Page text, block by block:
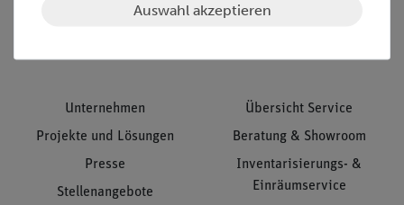
Unternehmen
Projekte und Lösungen
Presse
Stellenangebote
Übersicht Service
Beratung & Showroom
Inventarisierungs- &
Einräumservice
Auswahl akzeptieren